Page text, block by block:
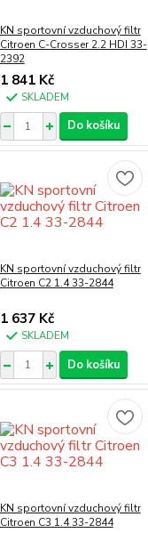
KN sportovní vzduchový filtr
Citroen C-Crosser 2.2 HDI 33-
2392
1 841 Kč
SKLADEM
Do košíku
KN sportovní vzduchový filtr
Citroen C2 1.4 33-2844
1 637 Kč
SKLADEM
Do košíku
KN sportovní vzduchový filtr
Citroen C3 1.4 33-2844